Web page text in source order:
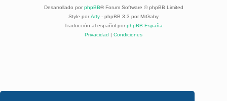
Desarrollado por phpBB® Forum Software © phpBB Limited
Style por Arty - phpBB 3.3 por MrGaby
Traducción al español por phpBB España
Privacidad | Condiciones